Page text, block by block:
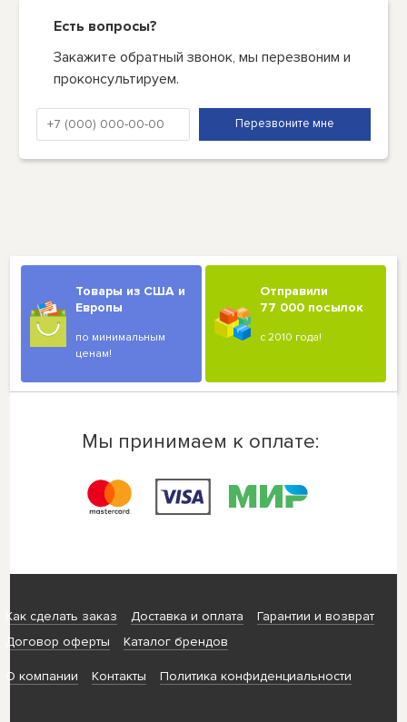
Есть вопросы?
Закажите обратный звонок, мы перезвоним и
проконсультируем.
Товары из США и
Европы
по минимальным
ценам!
Отправили
77 000 посылок
с 2010 года!
Мы принимаем к оплате:
Как сделать заказ Доставка и оплата
Гарантии и возврат
Договор оферты
Каталог брендов
О компании Контакты Политика конфиденциальности